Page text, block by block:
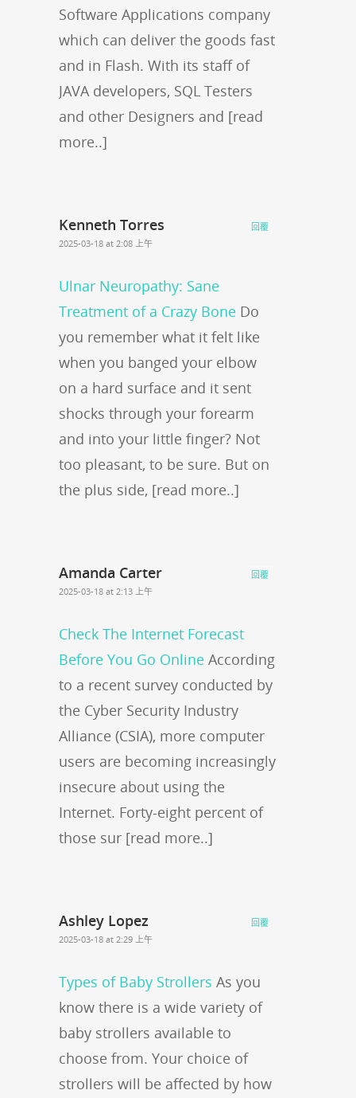
Software Applications company
which can deliver the goods fast
and in Flash. With its staff of
JAVA developers, SQL Testers
and other Designers and [read
more..]
Kenneth Torres
2025-03-18 at 2:08 上午
Ulnar Neuropathy: Sane
Treatment of a Crazy Bone Do
you remember what it felt like
when you banged your elbow
on a hard surface and it sent
shocks through your forearm
and into your little finger? Not
too pleasant, to be sure. But on
the plus side, [read more..]
回覆
Amanda Carter
2025-03-18 at 2:13 上午
Check The Internet Forecast
Before You Go Online According
to a recent survey conducted by
the Cyber Security Industry
Alliance (CSIA), more computer
users are becoming increasingly
insecure about using the
Internet. Forty-eight percent of
those sur [read more..]
回覆
Ashley Lopez
2025-03-18 at 2:29 上午
Types of Baby Strollers As you
know there is a wide variety of
baby strollers available to
choose from. Your choice of
strollers will be affected by how
回覆